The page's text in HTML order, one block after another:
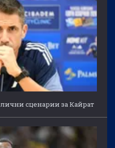
сценарии за Кайрат